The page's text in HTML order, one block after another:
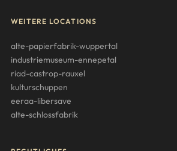
WEITERE LOCATIONS
alte-papierfabrik-wuppertal
industriemuseum-ennepetal
riad-castrop-rauxel
kulturschuppen
eeraa-libersave
alte-schlossfabrik